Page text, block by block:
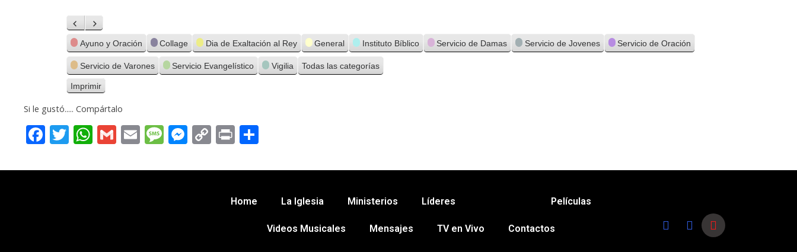
Anterior
Siguiente
Categorías
Ayuno y Oración Collage Dia de Exaltación al Rey General Instituto Bíblico Servicio de Damas Servicio de Jovenes Servicio de Oración
Servicio de Varones Servicio Evangelístico Vigilia Todas las categorías
Imprimir
Si le gustó..... Compártalo
Facebook
Twitter
WhatsApp
GmailEmailMessage
Messenger
Copy
Print
Home La Iglesia Ministerios Líderes Películas
Videos Musicales Mensajes TV en Vivo Contactos